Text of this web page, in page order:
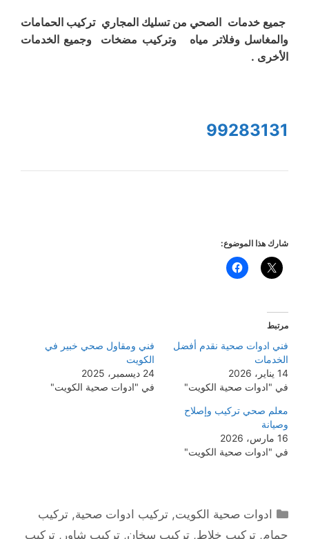
جميع خدمات الصحي من تسليك المجاري تركيب الحمامات
والمغاسل وفلاتر مياه وتركيب مضخات وجميع الخدمات
الأخرى .
99283131
شارك هذا الموضوع:
مرتبط
فني ادوات صحية نقدم أفضل
الخدمات
14 يناير، 2026
في "ادوات صحية الكويت"
فني ومقاول صحي خبير في
الكويت
24 ديسمبر، 2025
في "ادوات صحية الكويت"
معلم صحي تركيب وإصلاح
وصيانة
16 مارس، 2026
في "ادوات صحية الكويت"
التصنيفات
ادوات صحية الكويت,تركيب ادوات صحية,تركيب
حمام, تركيب خلاط, تركيب سخان, تركيب شاور , تركيب